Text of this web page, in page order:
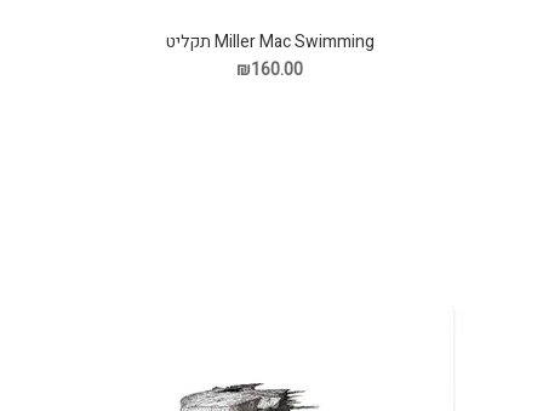
Miller Mac Swimming תקליט
₪160.00